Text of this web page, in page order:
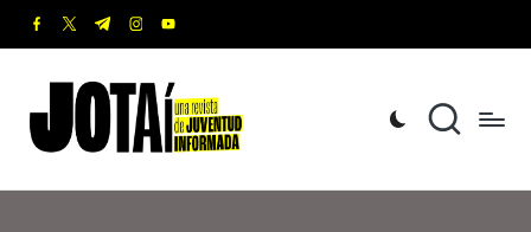
Saltar
contenido
facebook.com
twitter.com
t.me instagram.com
youtube.com
o
t
revista
de
Informada